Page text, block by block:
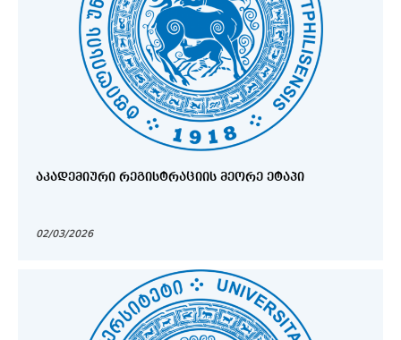
ᲐᲙᲐᲓᲔᲛᲘᲣᲠᲘ ᲠᲔᲒᲘᲡᲢᲠᲐᲪᲘᲘᲡ ᲛᲔᲝᲠᲔ ᲔᲢᲐᲞᲘ
02/03/2026